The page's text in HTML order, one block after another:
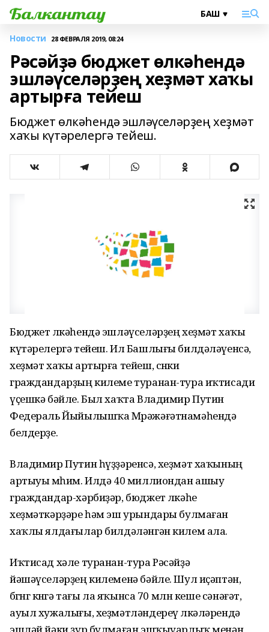
Новости 28 ФЕВРАЛЯ 2019, 08:24
Рәсәйҙә бюджет өлкәһендә
эшләүселәрҙең хеҙмәт хаҡы
артырға тейеш
Бюджет өлкәһендә эшләүселәрҙең хеҙмәт
хаҡы күтәрелергә тейеш.
Бюджет өлкәһендә эшләүселәрҙең хеҙмәт хаҡы
күтәрелергә тейеш. Ил Башлығы билдәләүенсә,
хеҙмәт хаҡы артырға тейеш, сөнки
граждандарҙың килеме туранан-тура иҡтисади
үҫешкә бәйле. Был хаҡта Владимир Путин
Федераль Йыйылышҡа Мөрәжәғәтнамәһендә
белдерҙе.
Владимир Путин һүҙҙәренсә, хеҙмәт хаҡының
артыуы мөһим. Илдә 40 миллиондан ашыу
граждандар-хәрбиҙәр, бюджет өлкәһе
хеҙмәткәрҙәре һәм эш урындары булмаған
хаҡлы ялдағылар билдәләнгән килем ала.
Иҡтисад хәле туранан-тура Рәсәйҙә
йәшәүселәрҙең килеменә бәйле. Шул иҫәптән,
бөгөнгө көнгә тағы ла яҡынса 70 млн кеше сәнәғәт,
ауыл хужалығы, хеҙмәтләндереү өлкәләрендә